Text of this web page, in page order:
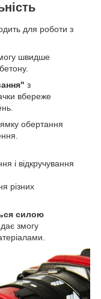
для роботи з
швидше
з
вбереже
обертання
і відкручування
різних
силою
змогу